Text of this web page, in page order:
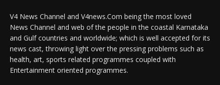
V4 News Channel and V4news.Com being the most loved
News Channel and web of the people in the coastal Karnataka
and Gulf countries and worldwide; which is well accepted for its
news cast, throwing light over the pressing problems such as
health, art, sports related programmes coupled with
Entertainment oriented programmes.